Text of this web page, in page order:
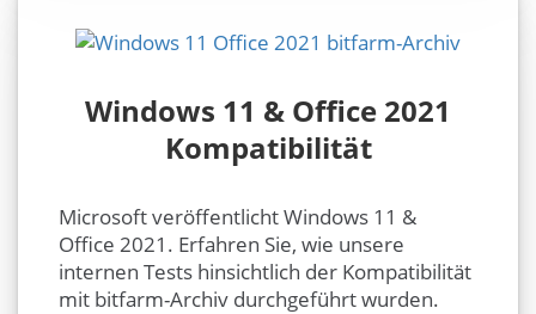
Windows 11 & Office 2021
Kompatibilität
Microsoft veröffentlicht Windows 11 &
Office 2021. Erfahren Sie, wie unsere
internen Tests hinsichtlich der Kompatibilität
mit bitfarm-Archiv durchgeführt wurden.